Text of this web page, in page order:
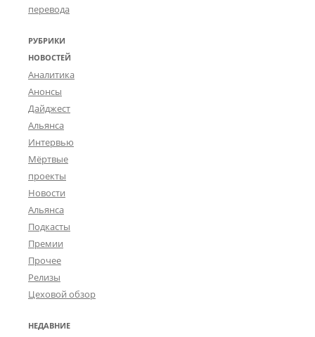
перевода
РУБРИКИ
НОВОСТЕЙ
Аналитика
Анонсы
Дайджест
Альянса
Интервью
Мёртвые
проекты
Новости
Альянса
Подкасты
Премии
Прочее
Релизы
Цеховой обзор
НЕДАВНИЕ